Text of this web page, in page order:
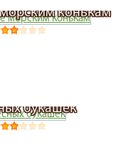
конькам
букашек